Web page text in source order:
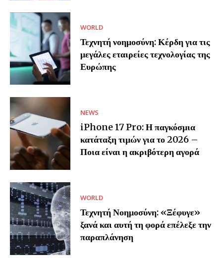
WORLD
Τεχνητή νοημοσύνη: Κέρδη για τις
μεγάλες εταιρείες τεχνολογίας της
Ευρώπης
NEWS
iPhone 17 Pro: Η παγκόσμια
κατάταξη τιμών για το 2026 –
Ποια είναι η ακριβότερη αγορά
WORLD
Τεχνητή Νοημοσύνη: «Ξέφυγε»
ξανά και αυτή τη φορά επέλεξε την
παραπλάνηση